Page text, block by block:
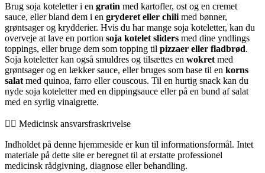
Brug soja koteletter i en gratin med kartofler, ost og en cremet
sauce, eller bland dem i en gryderet eller chili med bønner,
grøntsager og krydderier. Hvis du har mange soja koteletter, kan du
overveje at lave en portion soja kotelet sliders med dine yndlings
toppings, eller bruge dem som topping til pizzaer eller fladbrød.
Soja koteletter kan også smuldres og tilsættes en wokret med
grøntsager og en lækker sauce, eller bruges som base til en korns
salat med quinoa, farro eller couscous. Til en hurtig snack kan du
nyde soja koteletter med en dippingsauce eller på en bund af salat
med en syrlig vinaigrette.
👨‍⚕️️ Medicinsk ansvarsfraskrivelse
Indholdet på denne hjemmeside er kun til informationsformål. Intet
materiale på dette site er beregnet til at erstatte professionel
medicinsk rådgivning, diagnose eller behandling.